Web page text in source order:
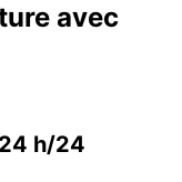
avec
h/24